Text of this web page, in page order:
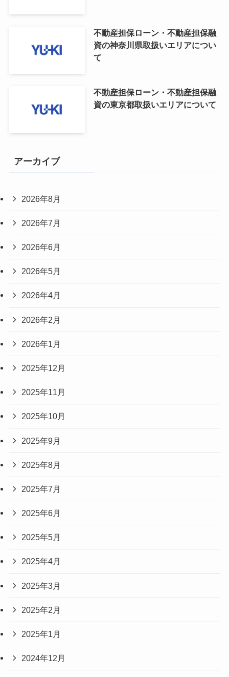
不動産担保ローン・不動産担保融
資の神奈川県取扱いエリアについ
て
不動産担保ローン・不動産担保融
資の東京都取扱いエリアについて
アーカイブ
2026年8月
2026年7月
2026年6月
2026年5月
2026年4月
2026年2月
2026年1月
2025年12月
2025年11月
2025年10月
2025年9月
2025年8月
2025年7月
2025年6月
2025年5月
2025年4月
2025年3月
2025年2月
2025年1月
2024年12月